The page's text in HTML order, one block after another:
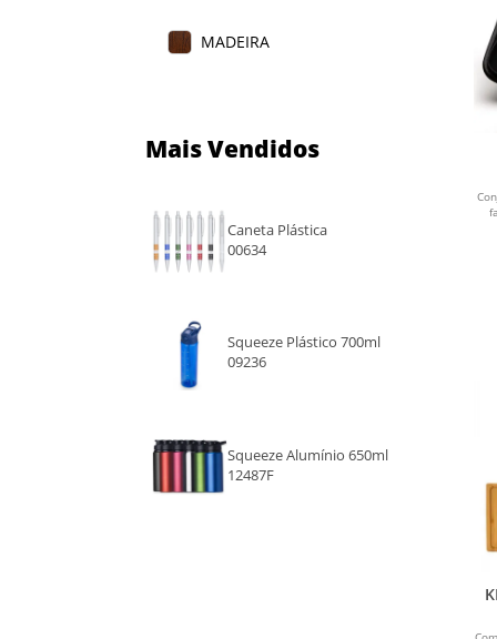
MADEIRA
Mais Vendidos
Caneta Plástica
00634
Squeeze Plástico 700ml
09236
Squeeze Alumínio 650ml
12487F